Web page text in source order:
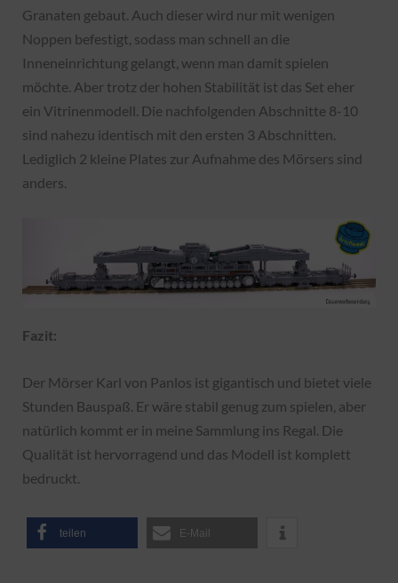
Granaten gebaut. Auch dieser wird nur mit wenigen
Noppen befestigt, sodass man schnell an die
Inneneinrichtung gelangt, wenn man damit spielen
möchte. Aber trotz der hohen Stabilität ist das Set eher
ein Vitrinenmodell. Die nachfolgenden Abschnitte 8-10
sind nahezu identisch mit den ersten 3 Abschnitten.
Lediglich 2 kleine Plates zur Aufnahme des Mörsers sind
anders.
Fazit:
Der Mörser Karl von Panlos ist gigantisch und bietet viele
Stunden Bauspaß. Er wäre stabil genug zum spielen, aber
natürlich kommt er in meine Sammlung ins Regal. Die
Qualität ist hervorragend und das Modell ist komplett
bedruckt.
teilen E-Mail